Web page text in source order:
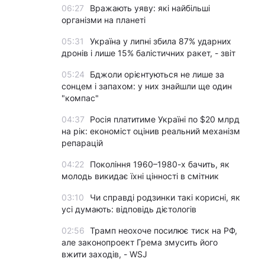
06:27
Вражають уяву: які найбільші
організми на планеті
05:31
Україна у липні збила 87% ударних
дронів і лише 15% балістичних ракет, - звіт
05:24
Бджоли орієнтуються не лише за
сонцем і запахом: у них знайшли ще один
"компас"
04:37
Росія платитиме Україні по $20 млрд
на рік: економіст оцінив реальний механізм
репарацій
04:22
Покоління 1960–1980-х бачить, як
молодь викидає їхні цінності в смітник
03:10
Чи справді родзинки такі корисні, як
усі думають: відповідь дієтологів
02:56 Трамп неохоче посилює тиск на РФ,
але законопроект Грема змусить його
вжити заходів, - WSJ